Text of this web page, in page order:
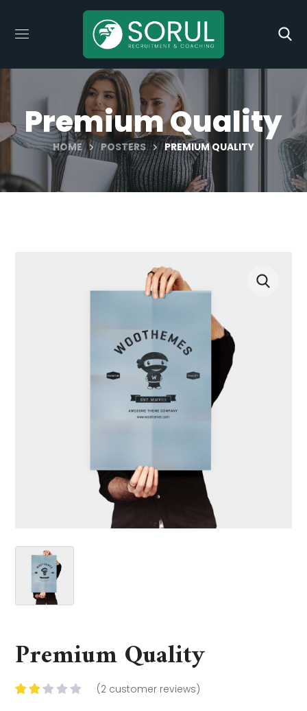
Premium Quality
HOME POSTERS PREMIUM QUALITY
Premium Quality
(2 customer reviews)